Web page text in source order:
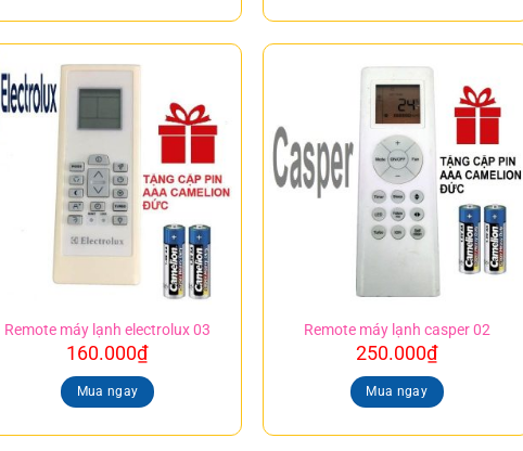
Remote máy lạnh electrolux 03
160.000₫
Mua ngay
Remote máy lạnh casper 02
250.000₫
Mua ngay